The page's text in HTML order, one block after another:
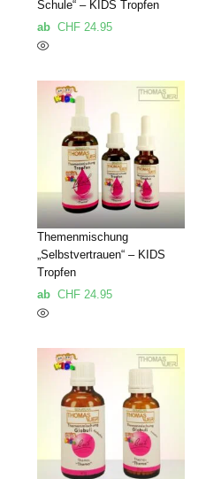
Schule“ – KIDS Tropfen
ab CHF 24.95
Themenmischung
„Selbstvertrauen“ – KIDS
Tropfen
ab CHF 24.95